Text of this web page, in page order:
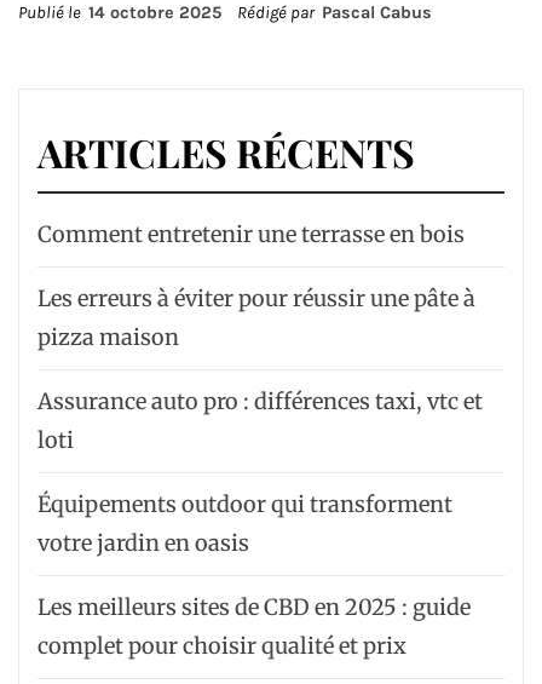
Publié le 14 octobre 2025 Rédigé par Pascal Cabus
ARTICLES RÉCENTS
Comment entretenir une terrasse en bois
Les erreurs à éviter pour réussir une pâte à
pizza maison
Assurance auto pro : différences taxi, vtc et
loti
Équipements outdoor qui transforment
votre jardin en oasis
Les meilleurs sites de CBD en 2025 : guide
complet pour choisir qualité et prix